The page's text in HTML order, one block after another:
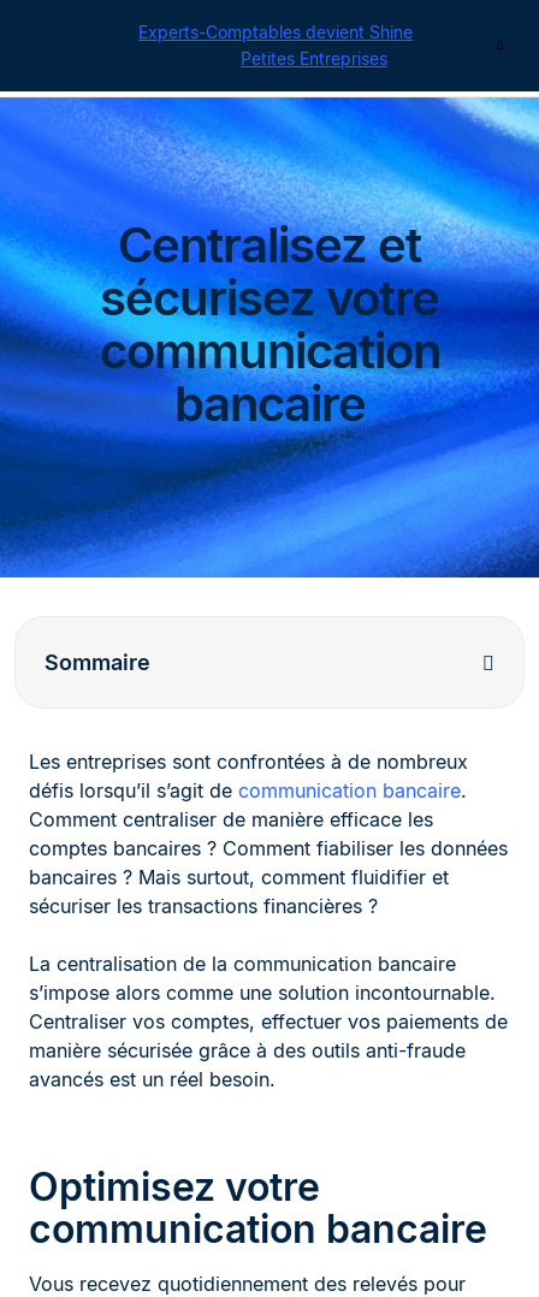
Experts-Comptables devient Shine
Petites Entreprises
Centralisez et
sécurisez votre
communication
bancaire
Sommaire
Les entreprises sont confrontées à de nombreux
défis lorsqu’il s’agit de communication bancaire.
Comment centraliser de manière efficace les
comptes bancaires ? Comment fiabiliser les données
bancaires ? Mais surtout, comment fluidifier et
sécuriser les transactions financières ?
La centralisation de la communication bancaire
s’impose alors comme une solution incontournable.
Centraliser vos comptes, effectuer vos paiements de
manière sécurisée grâce à des outils anti-fraude
avancés est un réel besoin.
Optimisez votre
communication bancaire
Vous recevez quotidiennement des relevés pour